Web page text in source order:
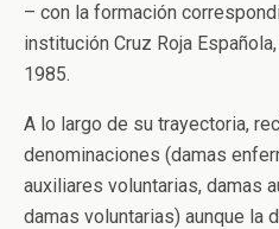
– con la formación
institución Cruz Roja
1985.
A lo largo de su trayectoria,
denominaciones (damas
auxiliares voluntarias, damas
damas voluntarias) aunque la